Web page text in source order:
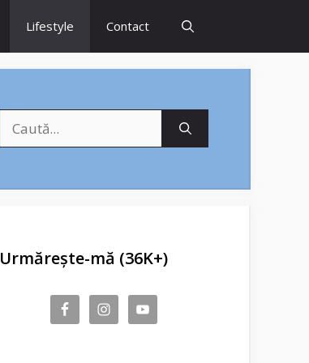
Lifestyle Contact
după:
Urmărește-mă (36K+)